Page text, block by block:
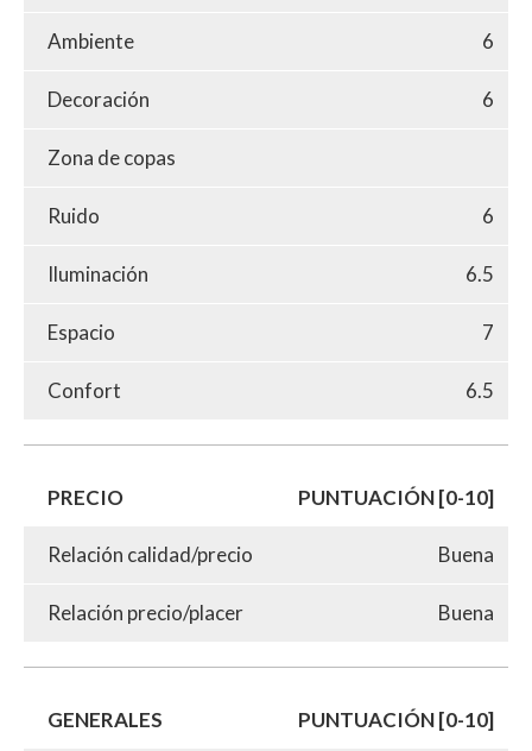
Ambiente 6
Decoración 6
Zona de copas
Ruido 6
Iluminación 6.5
Espacio 7
Confort 6.5
PRECIO PUNTUACIÓN [0-10]
Relación calidad/precio Buena
Relación precio/placer Buena
GENERALES PUNTUACIÓN [0-10]